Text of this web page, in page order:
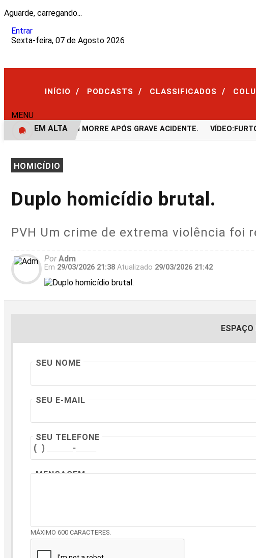
Aguarde, carregando...
Entrar
Sexta-feira, 07 de Agosto 2026
INÍCIO / PODCASTS / CLASSIFICADOS /
MENU
VÍDEO: JOVEM MORRE APÓS GRAVE ACIDENTE. VÍDEO:FURTO.
EM ALTA
HOMICÍDIO
Duplo homicídio brutal.
PVH Um crime de extrema violência foi
PorAdm
Em 29/03/2026 21:38 Atualizado 29/03/2026 21:42
ESPAÇO
SEU NOME
SEU E-MAIL
SEU TELEFONE
MENSAGEM
MÁXIMO 600 CARACTERES.